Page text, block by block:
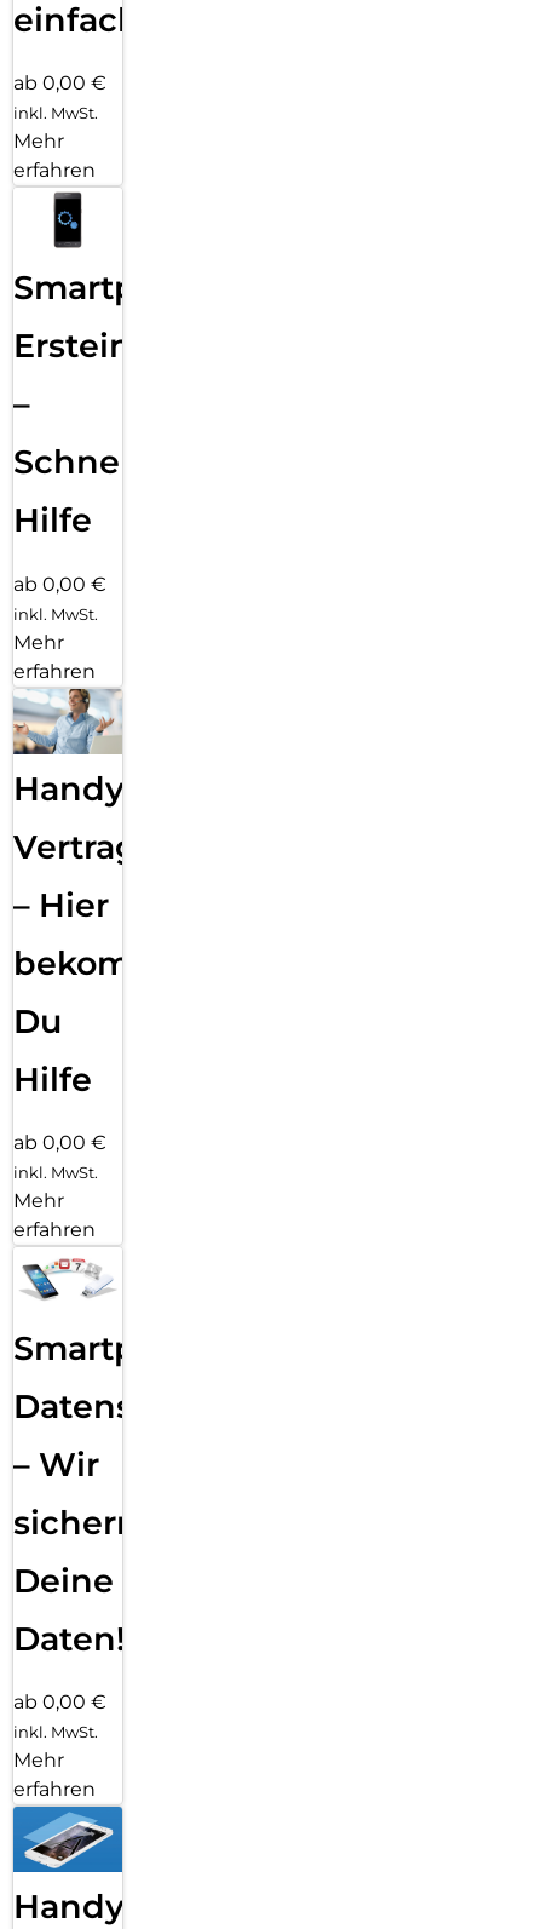
einfach
ab 0,00 €
inkl. MwSt.
Mehr
erfahren
Smartphone
Ersteinrichtung
–
Schnelle
Hilfe
ab 0,00 €
inkl. MwSt.
Mehr
erfahren
Handy
Vertragsabwicklung
– Hier
bekommst
Du
Hilfe
ab 0,00 €
inkl. MwSt.
Mehr
erfahren
Smartphone
Datensicherung
– Wir
sichern
Deine
Daten!
ab 0,00 €
inkl. MwSt.
Mehr
erfahren
Handy